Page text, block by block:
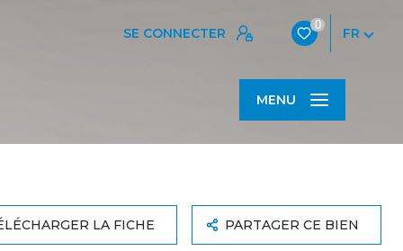
SE CONNECTER
0
FR
MENU
LA FICHE PARTAGER CE BIEN